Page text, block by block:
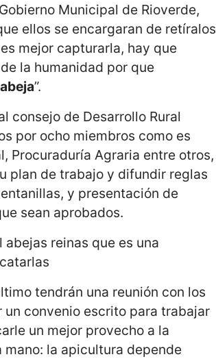
Municipal de Rioverde,
ellos se encargaran de retíralos
mejor capturarla, hay que
la humanidad por que
”.
consejo de Desarrollo Rural
por ocho miembros como es
Procuraduría Agraria entre otros,
plan de trabajo y difundir reglas
y presentación de
sean aprobados.
reinas que es una
tendrán una reunión con los
convenio escrito para trabajar
un mejor provecho a la
la apicultura depende